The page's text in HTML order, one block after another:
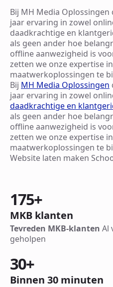
Bij MH Media
jaar ervaring in zowel
daadkrachtige en
als geen ander hoe
offline aanwezigheid is
zetten we onze expertise
maatwerkoplossingen te
Bij MH Media Oplossingen
jaar ervaring in zowel
daadkrachtige en
als geen ander hoe
offline aanwezigheid is
zetten we onze expertise
maatwerkoplossingen te
Website laten maken
175+
MKB klanten
Tevreden MKB-klanten Al
geholpen
30+
Binnen 30 minuten